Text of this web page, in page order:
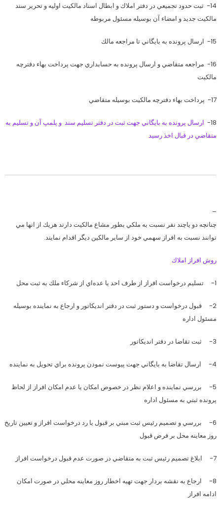
14- ثبت حدود تجميعي در دفتر املاك و ابطال اسناد مالكيت اوليه و تحرير سند
مالكيت جديد و امضاء آن بوسيله مسئول مربوطه
15- ارسال پرونده به بايگاني تا مراجعه مالك
16- مراجعه متقاضي و ارسال پرونده به حسابداري جهت پرداخت بهاء دفترچه
مالکيت
17- پرداخت بهاء دفترچه مالكيت بوسيله متقاضي
18-
ارسال پرونده به بايگاني جهت ثبت در دفتر تسليم سند و پلمپ آن و تسليم به
متقاضي در قبال اخذ رسيد
–
چنانچه دو ياچند نفر نسبت به ملكي بطور مشاع مالكيت دارند هريك از انها مي
توانند نسبت به افراز سهمي خود از ساير مالكين ديگر اقدام نمايند.
روش افراز املاك
1- تسليم درخواست افراز از طرف احد يا عده‌اي از شركاء ملك به ثبت محل
2- قبول درخواست و دستور ثبت در دفتر انديكاتور و ارجاع به نماينده بوسيله
مسئول اداره
3- ثبت تقاضا در دفتر انديكاتور
4- ارسال تقاضا به بايگاني جهت پيوست نمودن پرونده براي تحويل به نماينده
5- بررسي نماينده و اعلام نظر در خصوص امكان يا عدم امكان افراز از لحاظ
پرونده ثبتي به مسئول اداره
6- بررسي و تصميم رئيس ثبت مبني بر قبول يا رد درخواست افراز و تعيين تاريخ
روز معاينه محل بر فرض قبول
7- ابلاغ تصميم رئيس ثبت به متقاضي در صورت عدم قبول درخواست افراز
8- ارجاع به نقشه بردار جهت تهيه اخطار روز معاينه محلي در صورت امكان
ادامه افراز